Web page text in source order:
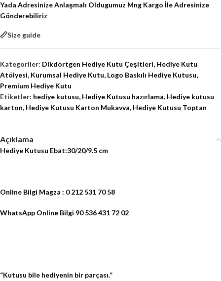
Yada Adresinize Anlaşmalı Oldugumuz Mng Kargo İle Adresinize
Gönderebiliriz
Size guide
Kategoriler: Dikdörtgen Hediye Kutu Çeşitleri, Hediye Kutu
Atölyesi, Kurumsal Hediye Kutu, Logo Baskılı Hediye Kutusu,
Premium Hediye Kutu
Etiketler: hediye kutusu, Hediye Kutusu hazırlama, Hediye kutusu
karton, Hediye Kutusu Karton Mukavva, Hediye Kutusu Toptan
Açıklama
Hediye Kutusu Ebat:30/20/9.5 cm
Online Bilgi Magza : 0 212 531 70 58
WhatsApp Online Bilgi 90 536 431 72 02
“Kutusu bile hediyenin bir parçası.”